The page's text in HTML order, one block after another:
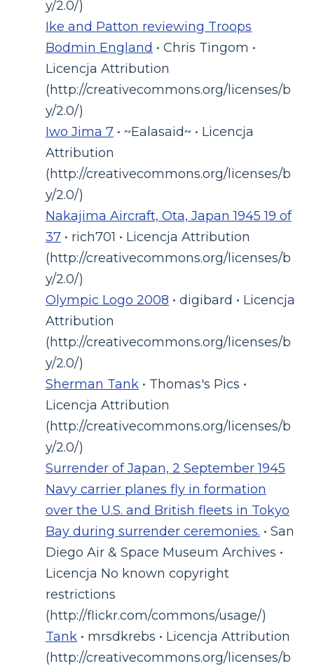
y/2.0/)
Ike and Patton reviewing Troops
Bodmin England • Chris Tingom •
Licencja Attribution
(http://creativecommons.org/licenses/b
y/2.0/)
Iwo Jima 7 • ~Ealasaid~ • Licencja
Attribution
(http://creativecommons.org/licenses/b
y/2.0/)
Nakajima Aircraft, Ota, Japan 1945 19 of
37 • rich701 • Licencja Attribution
(http://creativecommons.org/licenses/b
y/2.0/)
Olympic Logo 2008 • digibard • Licencja
Attribution
(http://creativecommons.org/licenses/b
y/2.0/)
Sherman Tank • Thomas's Pics •
Licencja Attribution
(http://creativecommons.org/licenses/b
y/2.0/)
Surrender of Japan, 2 September 1945
Navy carrier planes fly in formation
over the U.S. and British fleets in Tokyo
Bay during surrender ceremonies. • San
Diego Air & Space Museum Archives •
Licencja No known copyright
restrictions
(http://flickr.com/commons/usage/)
Tank • mrsdkrebs • Licencja Attribution
(http://creativecommons.org/licenses/b